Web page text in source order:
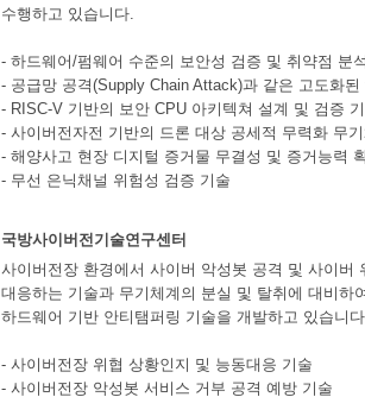
수행하고 있습니다.
- 하드웨어/펌웨어 수준의 보안성 검증 및 취약점 분
- 공급망 공격(Supply Chain Attack)과 같은 고도화
- RISC-V 기반의 보안 CPU 아키텍쳐 설계 및 검증
- 사이버전자전 기반의 드론 대상 공세적 무력화 무
- 해양사고 현장 디지털 증거물 무결성 및 증거능력
- 무선 은닉채널 위험성 검증 기술
국방사이버전기술연구센터
사이버전장 환경에서 사이버 악성봇 공격 및 사이
대응하는 기술과 무기체계의 분실 및 탈취에 대비
하드웨어 기반 안티탬퍼링 기술을 개발하고 있습니
- 사이버전장 위협 상황인지 및 능동대응 기술
- 사이버전장 악성봇 서비스 거부 공격 예방 기술